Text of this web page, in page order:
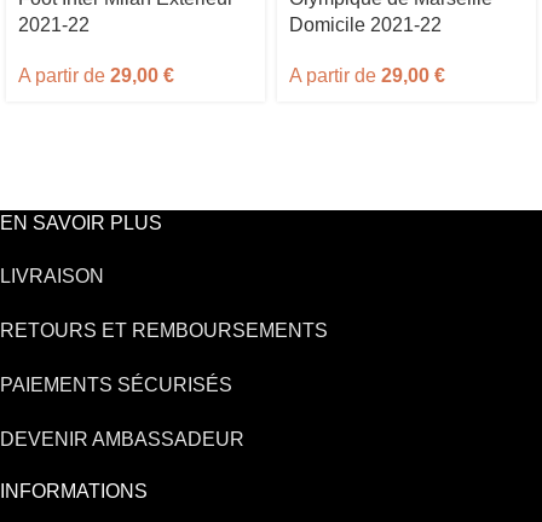
2021-22
A partir de 29,00 €
Domicile 2021-22
A partir de 29,00 €
EN SAVOIR PLUS
LIVRAISON
RETOURS ET REMBOURSEMENTS
PAIEMENTS SÉCURISÉS
DEVENIR AMBASSADEUR
INFORMATIONS